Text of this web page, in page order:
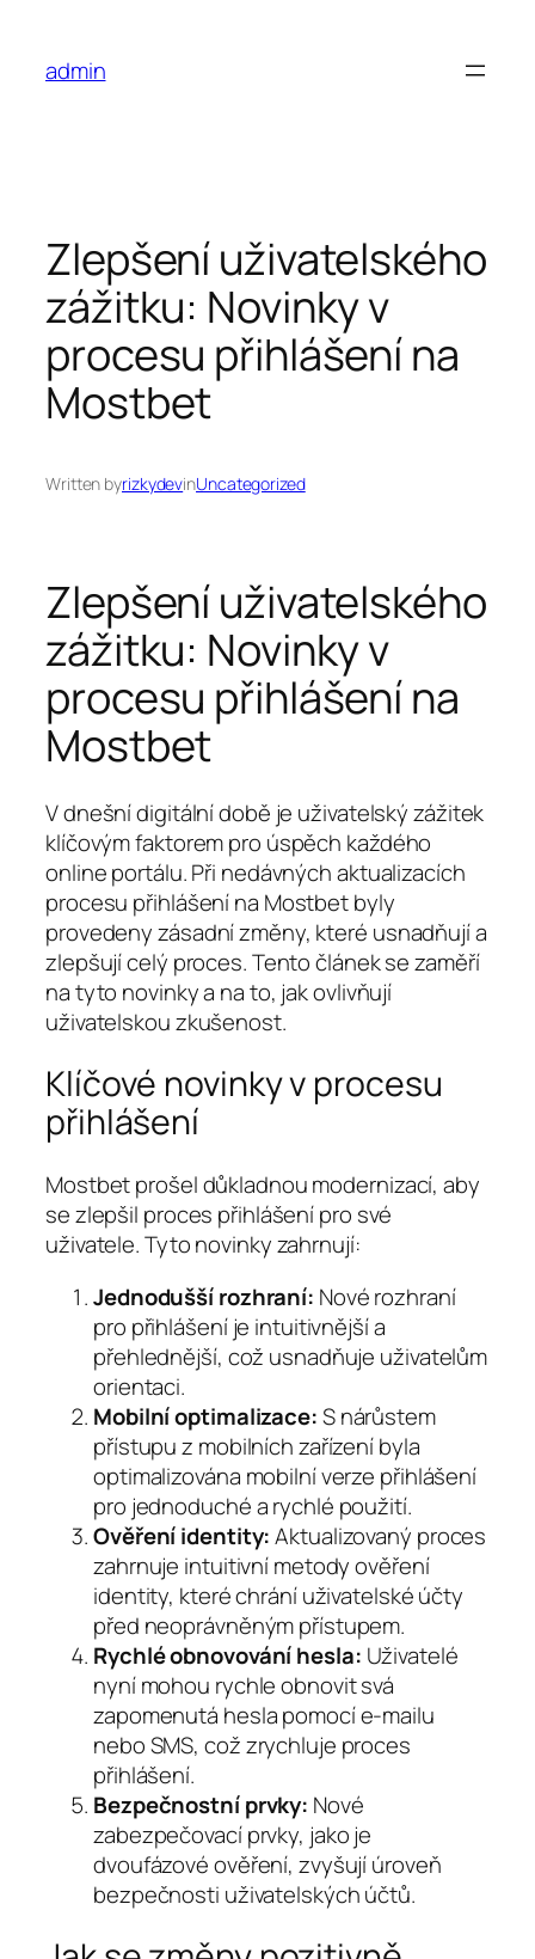
content
admin
Zlepšení uživatelského
zážitku: Novinky v
procesu přihlášení na
Mostbet
Written byrizkydevinUncategorized
Zlepšení uživatelského
zážitku: Novinky v
procesu přihlášení na
Mostbet
V dnešní digitální době je uživatelský zážitek
klíčovým faktorem pro úspěch každého
online portálu. Při nedávných aktualizacích
procesu přihlášení na Mostbet byly
provedeny zásadní změny, které usnadňují a
zlepšují celý proces. Tento článek se zaměří
na tyto novinky a na to, jak ovlivňují
uživatelskou zkušenost.
Klíčové novinky v procesu
přihlášení
Mostbet prošel důkladnou modernizací, aby
se zlepšil proces přihlášení pro své
uživatele. Tyto novinky zahrnují:
Jednodušší rozhraní: Nové rozhraní
pro přihlášení je intuitivnější a
přehlednější, což usnadňuje uživatelům
orientaci.
Mobilní optimalizace:S nárůstem
přístupu z mobilních zařízení byla
optimalizována mobilní verze přihlášení
pro jednoduché a rychlé použití.
Ověření identity:Aktualizovaný proces
zahrnuje intuitivní metody ověření
identity, které chrání uživatelské účty
před neoprávněným přístupem.
Rychlé obnovování hesla: Uživatelé
nyní mohou rychle obnovit svá
zapomenutá hesla pomocí e-mailu
nebo SMS, což zrychluje proces
přihlášení.
Bezpečnostní prvky: Nové
zabezpečovací prvky, jako je
dvoufázové ověření, zvyšují úroveň
bezpečnosti uživatelských účtů.